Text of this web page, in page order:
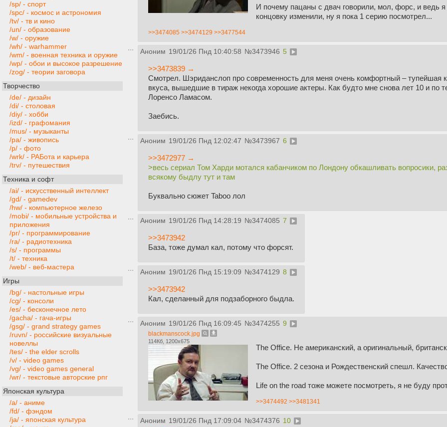
/sp/ - спорт
/spc/ - космос и астрономия
/tv/ - тв и кино
/un/ - образование
/w/ - оружие
/wh/ - warhammer
/wm/ - военная техника и оружие
/wp/ - обои и высокое разрешение
/zog/ - теории заговора
Творчество
/de/ - дизайн
/di/ - столовая
/diy/ - хобби
/izd/ - графомания
/mus/ - музыканты
/pa/ - живопись
/p/ - фото
/wrk/ - РАБота и карьера
/trv/ - путешествия
Техника и софт
/ai/ - искусственный интеллект
/gd/ - gamedev
/hw/ - компьютерное железо
/mobi/ - мобильные устройства и
приложения
/pr/ - программирование
/ra/ - радиотехника
/s/ - программы
/t/ - техника
/web/ - веб-мастера
Игры
/bg/ - настольные игры
/cg/ - консоли
/es/ - бесконечное лето
/gacha/ - гача-игры
/gsg/ - grand strategy games
/ruvn/ - российские визуальные
новеллы
/tes/ - the elder scrolls
/v/ - video games
/vg/ - video games general
/wr/ - текстовые авторские рпг
Японская культура
/a/ - аниме
/fd/ - фэндом
/ja/ - японская культура
И почему пацаны с двач говорили, мол, форс, и ведь
концовку изменили, ну я пока 1 серию посмотрел...
>>3474085 >>3474129 >>3477544
Аноним 19/01/26 Пнд 10:40:58 №3473946 5
>>3473839 →
Смотрел. Шэриданслоп про современность для меня очень комфортный – тупейшая
вкуса, вышедшие в тираж некогда хорошие актеры. Как будто мне снова лет 10 и по
Лоренсо Ламасом.
Заебись.
Аноним 19/01/26 Пнд 12:02:47 №3473967 6
>>3472977 →
>весь сериал Том Харди мотался кабанчиком по Лондону обкашливать вопросики,
всякому быдлу тут и там
Буквально сюжет Taboo лол
Аноним 19/01/26 Пнд 14:28:19 №3474085 7
>>3473942
База, тоже думал кал, потому что форсят.
Аноним 19/01/26 Пнд 15:19:09 №3474129 8
>>3473942
Кал, сделанный для подзаборного быдла.
Аноним 19/01/26 Пнд 16:09:45 №3474255 9
blackmanscock.jpg
114Кб, 1200x675
The Office. Не американский, а оригинальный,
The Office. 2 сезона и Рождественский спешл.
Life on the road тоже можете посмотреть, я не буду
>>3474492 >>3481341
Аноним 19/01/26 Пнд 17:09:04 №3474376 10